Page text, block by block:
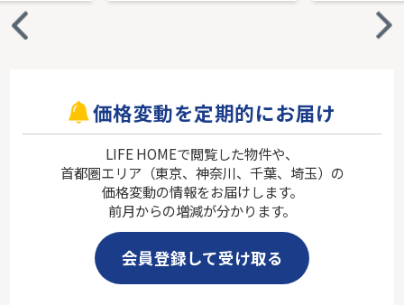
価格変動を定期的にお届け
LIFE HOMEで閲覧した物件や、
首都圏エリア（東京、神奈川、千葉、埼玉）の
価格変動の情報をお届けします。
前月からの増減が分かります。
会員登録して受け取る